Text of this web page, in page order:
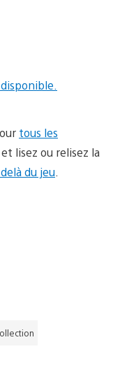
tous les
et lisez ou relisez la
du jeu